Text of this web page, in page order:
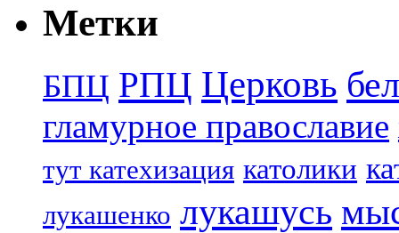
Метки
БПЦ РПЦ Церковь
гламурное православие
тут катехизация католики
лукашенко лукашусь